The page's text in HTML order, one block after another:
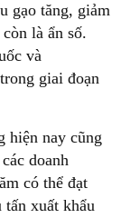
gạo tăng, giảm
là ẩn số.
và
giai đoạn
hiện nay cũng
doanh
có thể đạt
tấn xuất khẩu